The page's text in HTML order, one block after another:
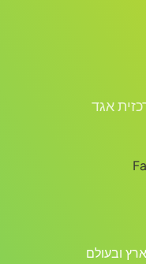
ובעולם